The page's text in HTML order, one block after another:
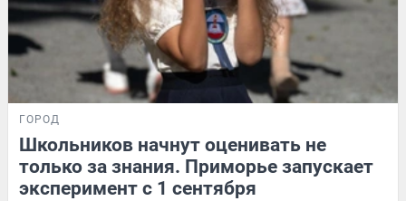
ГОРОД
Школьников начнут оценивать не
только за знания. Приморье запускает
эксперимент с 1 сентября